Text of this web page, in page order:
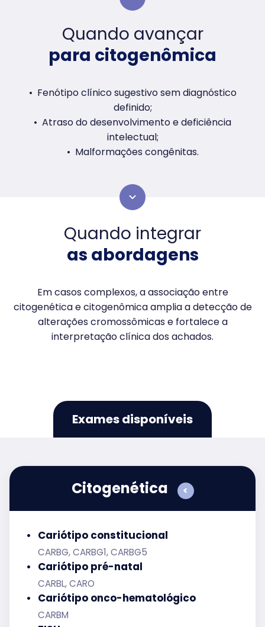
Quando avançar
para citogenômica
Fenótipo clínico sugestivo sem diagnóstico
definido;
Atraso do desenvolvimento e deficiência
intelectual;
Malformações congênitas.
Quando integrar
as abordagens
Em casos complexos, a associação entre
citogenética e citogenômica amplia a detecção de
alterações cromossômicas e fortalece a
interpretação clínica dos achados.
Exames disponíveis
Citogenética <
Cariótipo constitucional
CARBG, CARBG1, CARBG5
Cariótipo pré-natal
CARBL, CARO
Cariótipo onco-hematológico
CARBM